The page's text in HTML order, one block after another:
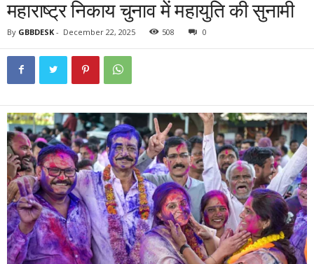
महाराष्ट्र निकाय चुनाव में महायुति की सुनामी
By GBBDESK - December 22, 2025 508 0